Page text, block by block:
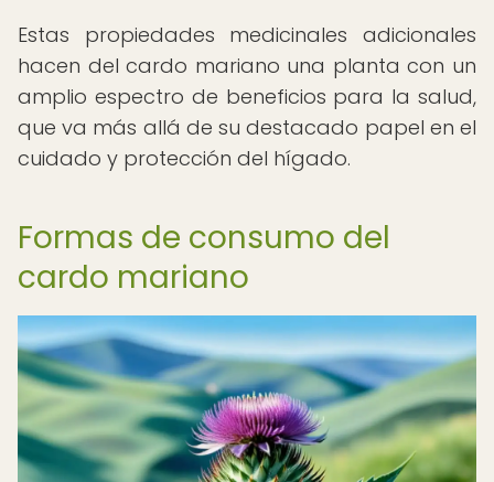
Estas propiedades medicinales adicionales
hacen del cardo mariano una planta con un
amplio espectro de beneficios para la salud,
que va más allá de su destacado papel en el
cuidado y protección del hígado.
Formas de consumo del
cardo mariano